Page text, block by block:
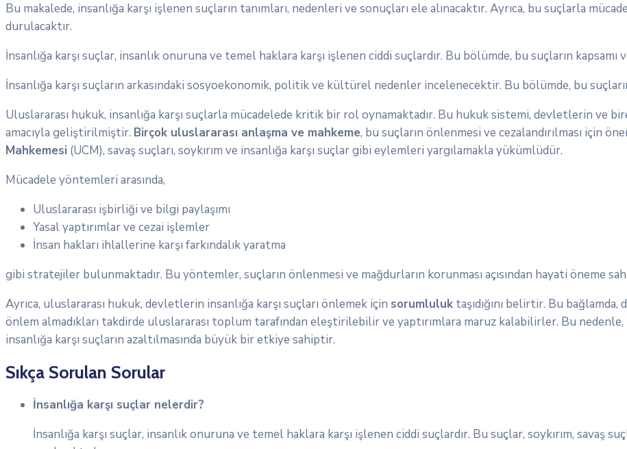
Bu makalede, insanlığa karşı işlenen suçların tanımları, nedenleri ve sonuçları ele alınacaktır. Ayrıca, bu suçlarla
durulacaktır.
İnsanlığa karşı suçlar, insanlık onuruna ve temel haklara karşı işlenen ciddi suçlardır. Bu bölümde, bu suçların kapsamı
İnsanlığa karşı suçların arkasındaki sosyoekonomik, politik ve kültürel nedenler incelenecektir. Bu bölümde, bu
Uluslararası hukuk, insanlığa karşı suçlarla mücadelede kritik bir rol oynamaktadır. Bu hukuk sistemi, devletlerin ve
amacıyla geliştirilmiştir. Birçok uluslararası anlaşma ve mahkeme, bu suçların önlenmesi ve cezalandırılması için
Mahkemesi (UCM), savaş suçları, soykırım ve insanlığa karşı suçlar gibi eylemleri yargılamakla yükümlüdür.
Mücadele yöntemleri arasında,
Uluslararası işbirliği ve bilgi paylaşımı
Yasal yaptırımlar ve cezai işlemler
İnsan hakları ihlallerine karşı farkındalık yaratma
gibi stratejiler bulunmaktadır. Bu yöntemler, suçların önlenmesi ve mağdurların korunması açısından hayati öneme
Ayrıca, uluslararası hukuk, devletlerin insanlığa karşı suçları önlemek için sorumluluk taşıdığını belirtir. Bu
önlem almadıkları takdirde uluslararası toplum tarafından eleştirilebilir ve yaptırımlara maruz kalabilirler. Bu
insanlığa karşı suçların azaltılmasında büyük bir etkiye sahiptir.
Sıkça Sorulan Sorular
İnsanlığa karşı suçlar nelerdir?
İnsanlığa karşı suçlar, insanlık onuruna ve temel haklara karşı işlenen ciddi suçlardır. Bu suçlar, soykırım, savaş